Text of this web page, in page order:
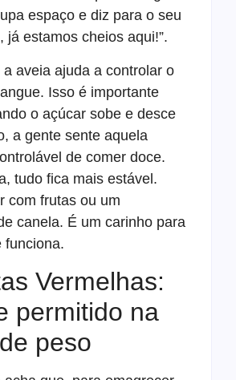
espaço e diz para o seu
já estamos cheios aqui!”.
aveia ajuda a controlar o
Isso é importante
o açúcar sobe e desce
a gente sente aquela
de comer doce.
tudo fica mais estável.
com frutas ou um
canela. É um carinho para
funciona.
Vermelhas:
permitido na
peso